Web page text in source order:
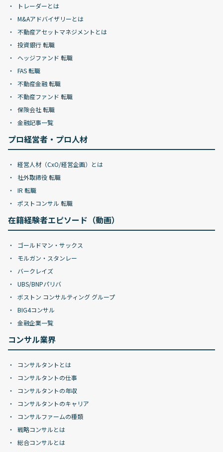
トレーダーとは
M&Aアドバイザリーとは
不動産アセットマネジメントとは
投資銀行 転職
ヘッジファンド 転職
FAS 転職
不動産金融 転職
不動産ファンド 転職
保険会社 転職
金融記事一覧
プロ経営者・プロ人材
経営人材（CxO/経営企画）とは
社外取締役 転職
IR 転職
ポストコンサル 転職
在籍経験者エピソード（動画）
ゴールドマン・サックス
モルガン・スタンレー
バークレイズ
UBS/BNPパリバ
ボストン コンサルティング グループ
BIG4コンサル
金融企業一覧
コンサル業界
コンサルタントとは
コンサルタントの仕事
コンサルタントの年収
コンサルタントのキャリア
コンサルファームの種類
戦略コンサルとは
総合コンサルとは